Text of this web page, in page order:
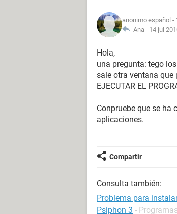
anonimo español -
Ana - 14 jul
Hola,
una pregunta: tego
sale otra ventana que
EJECUTAR EL
Conpruebe que se ha
aplicaciones.
Compartir
Consulta también:
Problema para
Psiphon 3 -